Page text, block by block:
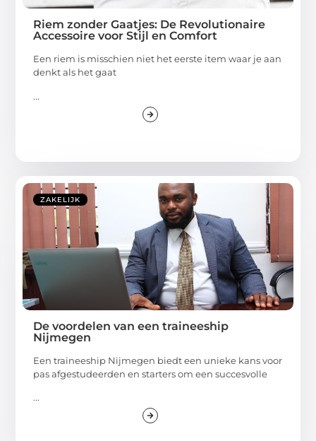
Riem zonder Gaatjes: De Revolutionaire
Accessoire voor Stijl en Comfort
Een riem is misschien niet het eerste item waar je aan
denkt als het gaat
...
ZAKELIJK
De voordelen van een traineeship
Nijmegen
Een traineeship Nijmegen biedt een unieke kans voor
pas afgestudeerden en starters om een succesvolle
...